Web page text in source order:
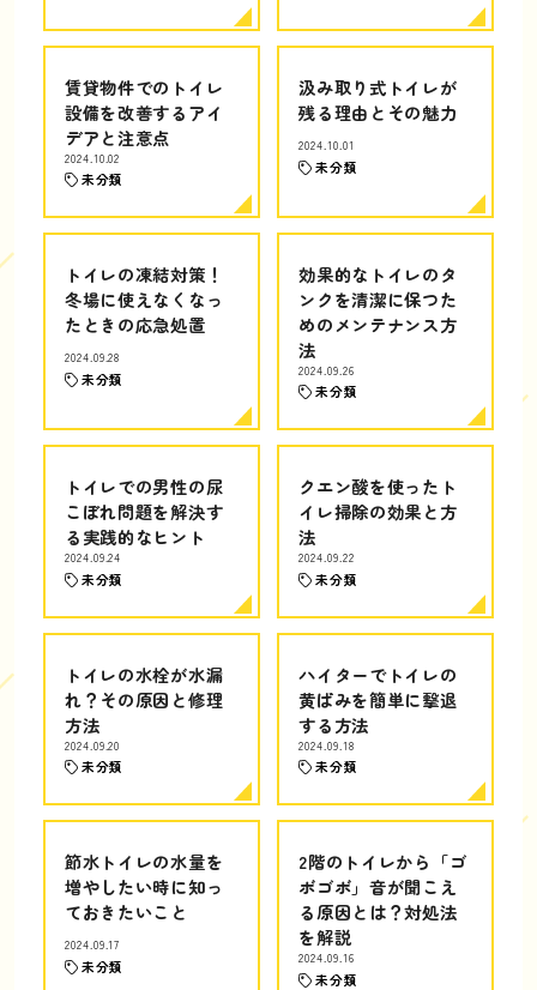
賃貸物件でのトイレ
設備を改善するアイ
デアと注意点
2024.10.02
未分類
汲み取り式トイレが
残る理由とその魅力
2024.10.01
未分類
トイレの凍結対策！
冬場に使えなくなっ
たときの応急処置
2024.09.28
未分類
効果的なトイレのタ
ンクを清潔に保つた
めのメンテナンス方
法
2024.09.26
未分類
トイレでの男性の尿
こぼれ問題を解決す
る実践的なヒント
2024.09.24
未分類
クエン酸を使ったト
イレ掃除の効果と方
法
2024.09.22
未分類
トイレの水栓が水漏
れ？その原因と修理
方法
2024.09.20
未分類
ハイターでトイレの
黄ばみを簡単に撃退
する方法
2024.09.18
未分類
節水トイレの水量を
増やしたい時に知っ
ておきたいこと
2024.09.17
未分類
2階のトイレから「ゴ
ボゴボ」音が聞こえ
る原因とは？対処法
を解説
2024.09.16
未分類